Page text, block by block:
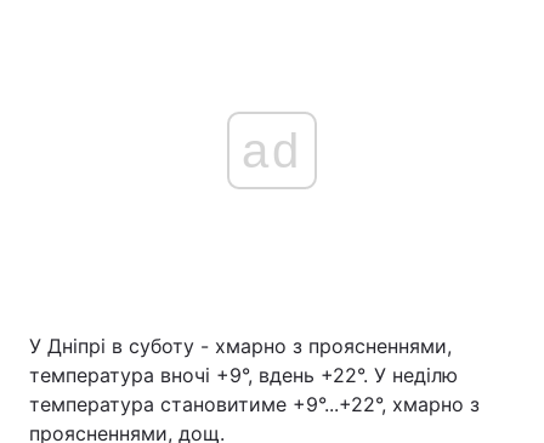
ad
У Дніпрі в суботу - хмарно з проясненнями,
температура вночі +9°, вдень +22°. У неділю
температура становитиме +9°...+22°, хмарно з
проясненнями, дощ.